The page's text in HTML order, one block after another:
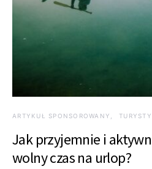
ARTYKUŁ SPONSOROWANY
Jak przyjemnie i
wolny czas na urlop?